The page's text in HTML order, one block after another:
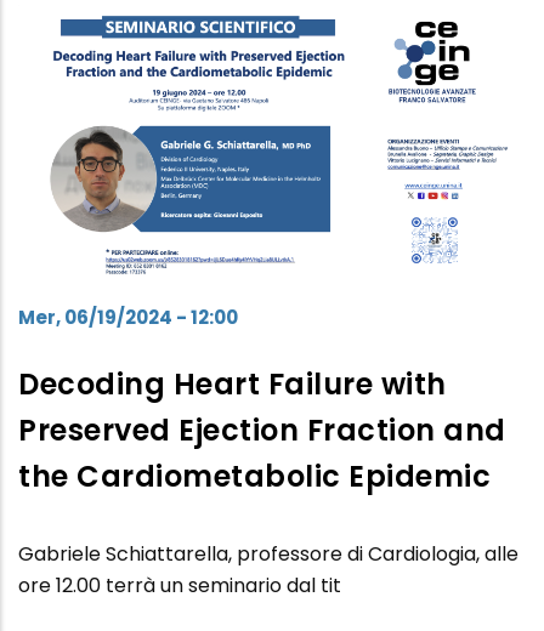
fornitura
di
reagenti
e
materiale
di
consumo
per
del
anno
2024
Mer, 06/19/2024 - 12:00
Decoding Heart Failure with
Preserved Ejection Fraction and
the Cardiometabolic Epidemic
Gabriele Schiattarella, professore di Cardiologia, alle
ore 12.00 terrà un seminario dal tit